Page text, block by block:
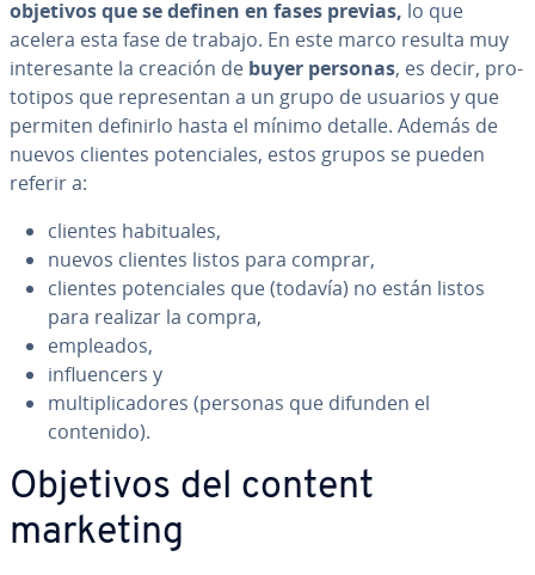
objetivos que se definen en fases previas, lo que
acelera esta fase de trabajo. En este marco resulta muy
in­te­re­sa­n­te la creación de buyer personas, es decir, pro­
to­ti­pos que re­pre­se­n­tan a un grupo de usuarios y que
permiten definirlo hasta el mínimo detalle. Además de
nuevos clientes po­te­n­cia­les, estos grupos se pueden
referir a:
clientes ha­bi­tua­les,
nuevos clientes listos para comprar,
clientes po­te­n­cia­les que (todavía) no están listos
para realizar la compra,
empleados,
in­flue­n­ce­rs y
mu­l­ti­pli­ca­do­res (personas que difunden el
contenido).
Objetivos del content
marketing